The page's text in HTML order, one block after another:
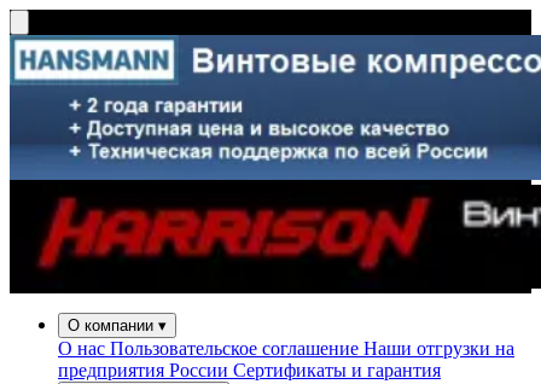
О компании ▾
О нас Пользовательское соглашение Наши отгрузки на
предприятия России Сертификаты и гарантия